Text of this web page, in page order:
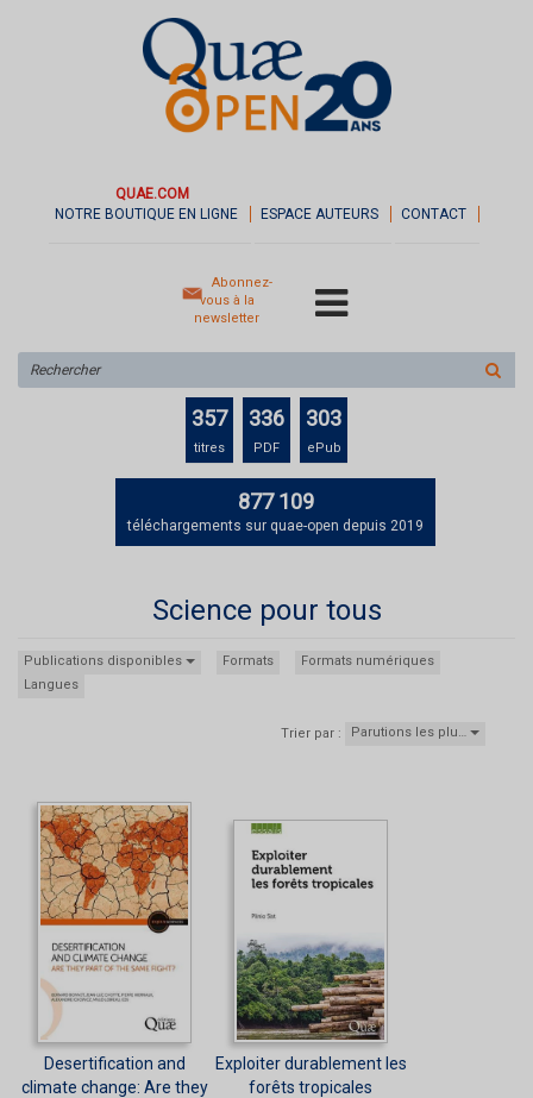
QUAE.COM
NOTRE BOUTIQUE EN LIGNE
ESPACE AUTEURS CONTACT
Abonnez-
vous à la
newsletter
sur
le
357
titres
336
PDF
303
ePub
877 109
téléchargements sur quae-open depuis 2019
Science pour tous
Publications disponibles Formats
Formats numériques
Langues
Trier par : Parutions les plu…
Desertification and
climate change: Are they
Exploiter durablement les
forêts tropicales